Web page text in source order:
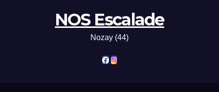
NOS Escalade
Nozay (44)